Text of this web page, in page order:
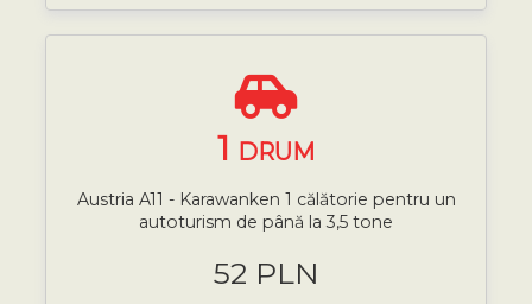
1 DRUM
Austria A11 - Karawanken 1 călătorie pentru un
autoturism de până la 3,5 tone
52 PLN